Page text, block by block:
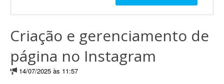
Criação e gerenciamento de
página no Instagram
14/07/2025 às 11:57